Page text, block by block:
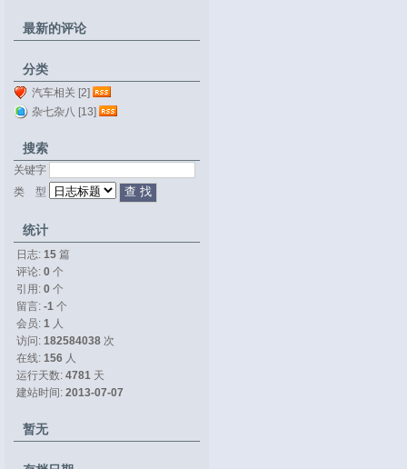
最新的评论
分类
汽车相关 [2]
杂七杂八 [13]
搜索
关键字
类 型
统计
日志: 15 篇
评论: 0 个
引用: 0 个
留言: -1 个
会员: 1 人
访问: 182584038 次
在线: 156 人
运行天数: 4781 天
建站时间: 2013-07-07
暂无